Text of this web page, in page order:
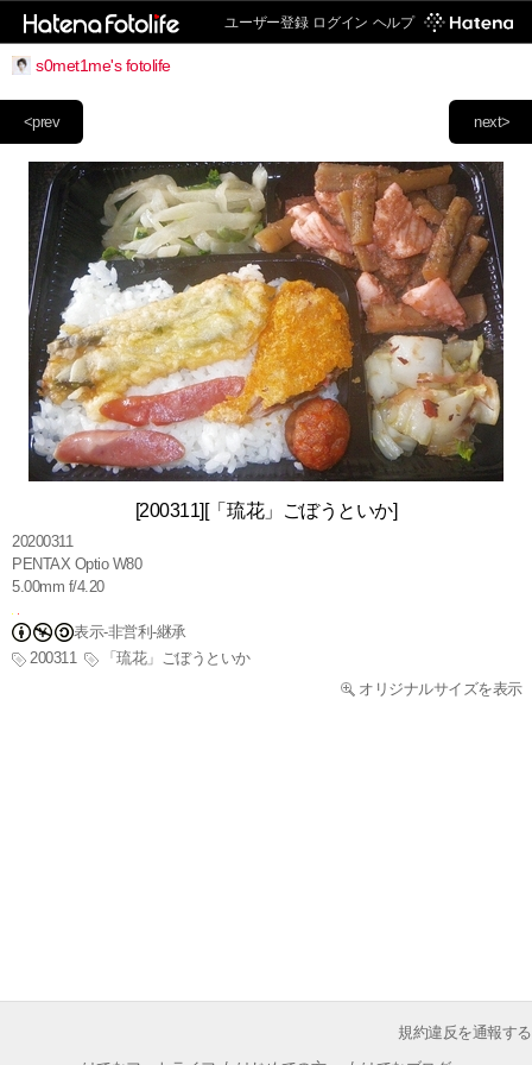
ユーザー登録 ログイン ヘルプ
s0met1me's fotolife
next>
<prev
[200311][「琉花」ごぼうといか]
20200311
PENTAX Optio W80
5.00mm f/4.20
表示-非営利-継承
200311
「琉花」ごぼうといか
オリジナルサイズを表示
規約違反を通報する